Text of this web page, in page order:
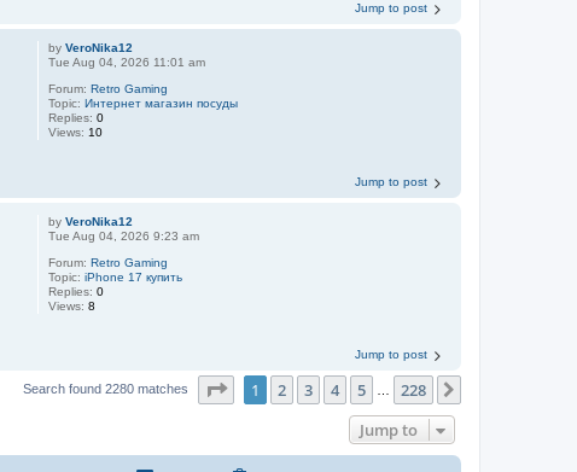
Jump to post
byVeroNika12
Tue Aug 04, 2026 11:01 am
Forum:Retro Gaming
Topic:Интернет магазин посуды
Replies:0
Views: 10
Jump to post
byVeroNika12
Tue Aug 04, 2026 9:23 am
Forum:Retro Gaming
Topic:iPhone 17 купить
Replies:0
Views:8
Jump to post
Search found 2280 matches Page of 228
1 2 3 4 5 228
Jump to